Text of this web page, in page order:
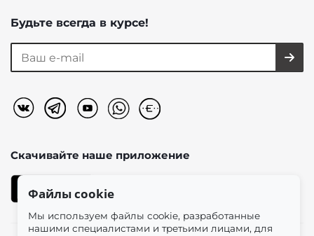
Будьте всегда в курсе!
Скачивайте наше приложение
Файлы cookie
Мы используем файлы cookie, разработанные
нашими специалистами и третьими лицами, для